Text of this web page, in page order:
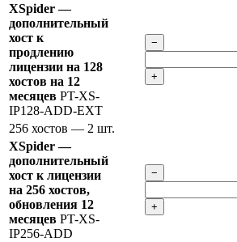
XSpider —
дополнительный
хост к
продлению
лицензии на 128
хостов на 12
месяцев PT-XS-
IP128-ADD-EXT
−
+
256 хостов — 2 шт.
XSpider —
дополнительный
хост к лицензии
на 256 хостов,
обновления 12
месяцев PT-XS-
IP256-ADD
−
+